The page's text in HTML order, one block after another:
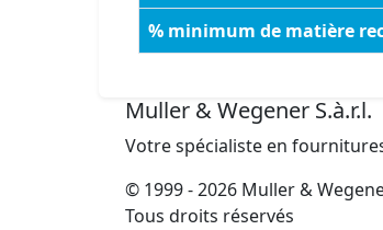
% minimum de matière
Muller & Wegener S.à.r.l.
Votre spécialiste en
© 1999 - 2026 Muller &
Tous droits réservés